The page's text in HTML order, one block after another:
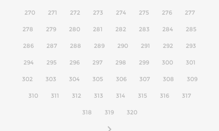
270 271 272 273 274 275 276 277
278 279 280 281 282 283 284 285
286 287 288 289 290 291 292 293
294 295 296 297 298 299 300 301
302 303 304 305 306 307 308 309
310 311 312 313 314 315 316 317
318 319 320